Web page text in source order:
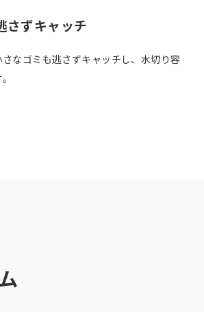
さずキャッチ
なゴミも逃さずキャッチし、水切り容